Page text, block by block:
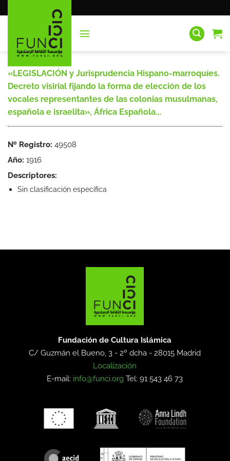
al
«LEGISLACIÓN y Jurisprudencia Hispano-marroquíes.
Decreto visirial fijando la forma de elección de los
vocales representantes de las colonias musulmanas,
española e israelita», África Española...
Nº Registro: 49508
Año: 1916
Descriptores:
Sin clasificación específica
Fundación de Cultura Islámica
C/ Guzmán el Bueno, 3 - 2º dcha -28015 Madrid
Localización
E-mail: info@funci.org Tel: 91 543 46 73